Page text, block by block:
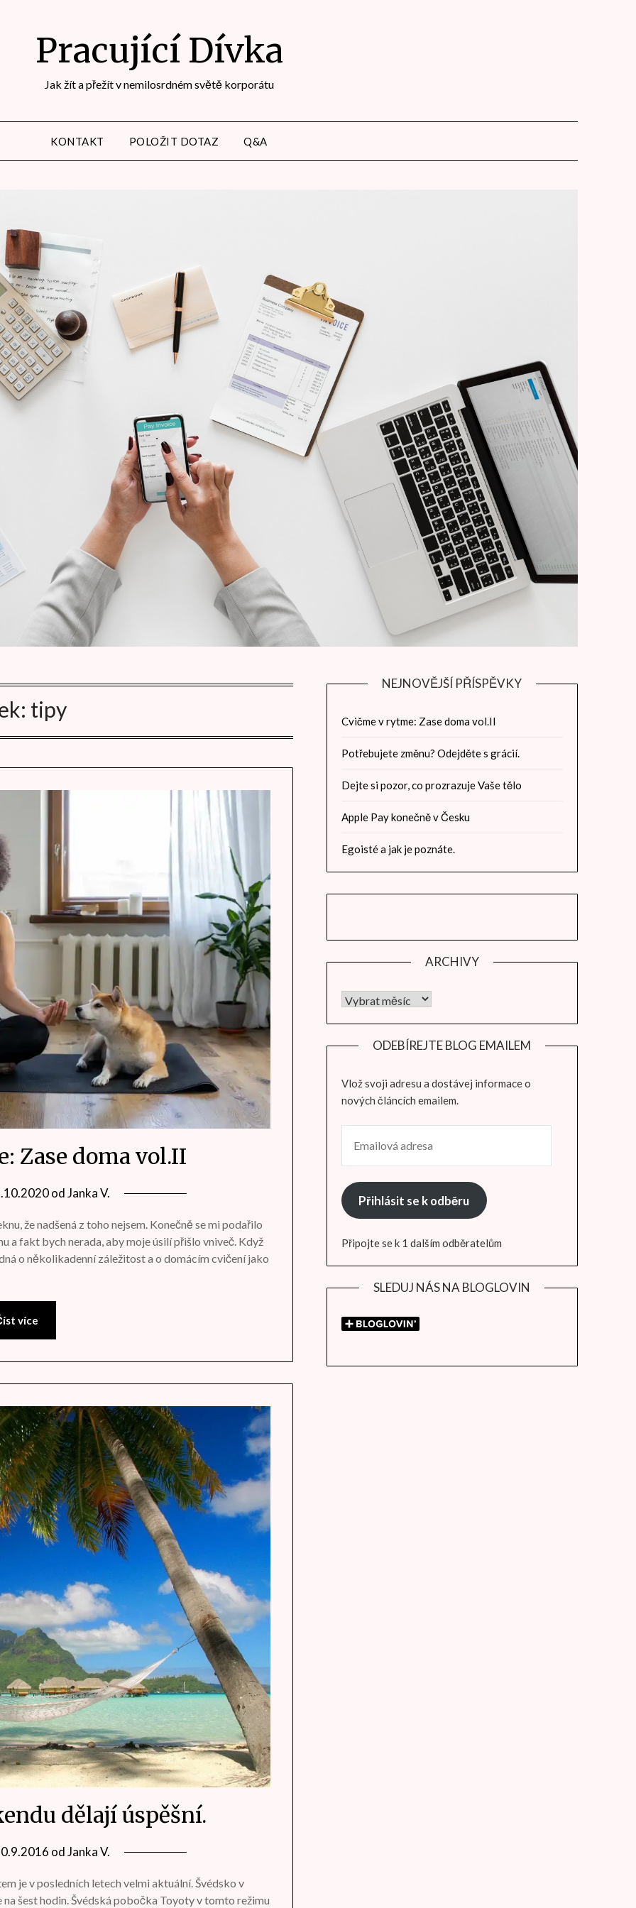
Pracující Dívka
Jak žít a přežít v nemilosrdném světě korporátu
KONTAKT POLOŽIT DOTAZ Q&A
tipy
Zase doma vol.II
odJanka V.
že nadšená z toho nejsem. Konečně se mi podařilo
fakt bych nerada, aby moje úsilí přišlo vniveč. Když
o několikadenní záležitost a o domácím cvičení jako
více
dělají úspěšní.
odJanka V.
je v posledních letech velmi aktuální. Švédsko v
šest hodin. Švédská pobočka Toyoty v tomto režimu
NEJNOVĚJŠÍ PŘÍSPĚVKY
Cvičme v rytme: Zase doma vol.II
Potřebujete změnu? Odejděte s grácií.
Dejte si pozor, co prozrazuje Vaše tělo
Apple Pay konečně v Česku
Egoisté a jak je poznáte.
ARCHIVY
Archivy
ODEBÍREJTE BLOG EMAILEM
Vlož svoji adresu a dostávej informace o
nových článcích emailem.
Přihlásit se k odběru
Připojte se k 1 dalším odběratelům
SLEDUJ NÁS NA BLOGLOVIN